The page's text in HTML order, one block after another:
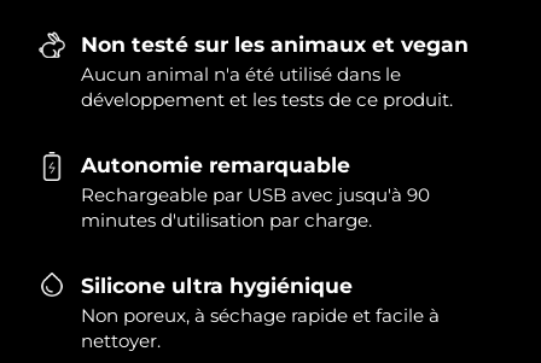
Non testé sur les animaux et vegan
Aucun animal n'a été utilisé dans le
développement et les tests de ce produit.
Autonomie remarquable
Rechargeable par USB avec jusqu'à 90
minutes d'utilisation par charge.
Silicone ultra hygiénique
Non poreux, à séchage rapide et facile à
nettoyer.